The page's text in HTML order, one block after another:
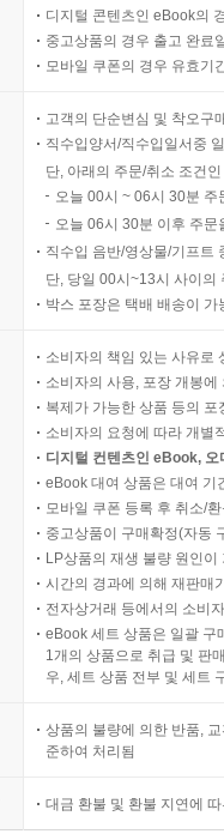
디지털 콘텐츠인 eBook의
중고상품의 경우 출고 완료
모바일 쿠폰의 경우 유효기
고객의 단순변심 및 착오구
직수입양서/직수입일서중
단, 아래의 주문/취소 조건
오늘 00시 ~ 06시 30분
오늘 06시 30분 이후 주
직수입 음반/영상물/기프트
단, 당일 00시~13시 사이의
박스 포장은 택배 배송이
소비자의 책임 있는 사유로
소비자의 사용, 포장 개봉
복제가 가능한 상품 등의
소비자의 요청에 따라 개별
디지털 컨텐츠인 eBook,
eBook 대여 상품은 대여 기
모바일 쿠폰 등록 후 취소/
중고상품이 구매확정(자동
LP상품의 재생 불량 원인
시간의 경과에 의해 재판매
전자상거래 등에서의 소비
eBook 세트 상품은 일괄 구
1개의 상품으로 취급 및 판
우, 세트 상품 전부 및 세트
상품의 불량에 의한 반품,
준하여 처리됨
대금 환불 및 환불 지연에